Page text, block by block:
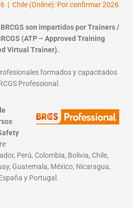
| Chile (Online): Por confirmar 2026
son impartidos por Trainers /
(ATP – Approved Training
Virtual Trainer).
formados y capacitados
Professional.
Perú, Colombia, Bolivia, Chile,
Guatemala, México, Nicaragua,
y Portugal.